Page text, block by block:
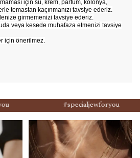
için su, krem, parfüm, kolonya,
temastan kaçınmanızı tavsiye ederiz.
girmemenizi tavsiye ederiz.
veya kesede muhafaza etmenizi tavsiye
için önerilmez.
#specialjewforyou